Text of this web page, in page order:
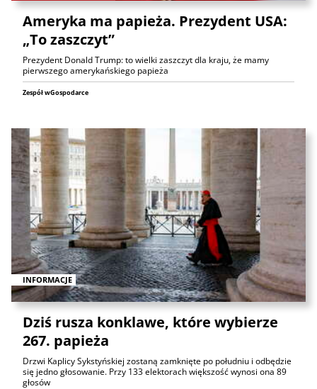
Ameryka ma papieża. Prezydent USA:
„To zaszczyt”
Prezydent Donald Trump: to wielki zaszczyt dla kraju, że mamy
pierwszego amerykańskiego papieża
Zespół wGospodarce
INFORMACJE
Dziś rusza konklawe, które wybierze
267. papieża
Drzwi Kaplicy Sykstyńskiej zostaną zamknięte po południu i odbędzie
się jedno głosowanie. Przy 133 elektorach większość wynosi ona 89
głosów